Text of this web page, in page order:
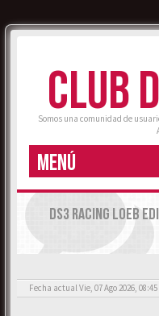
CLUB
Somos una comunidad de
MENÚ
DS3 RACING LOEB
Fecha actual Vie, 07 Ago 2026, 08:45